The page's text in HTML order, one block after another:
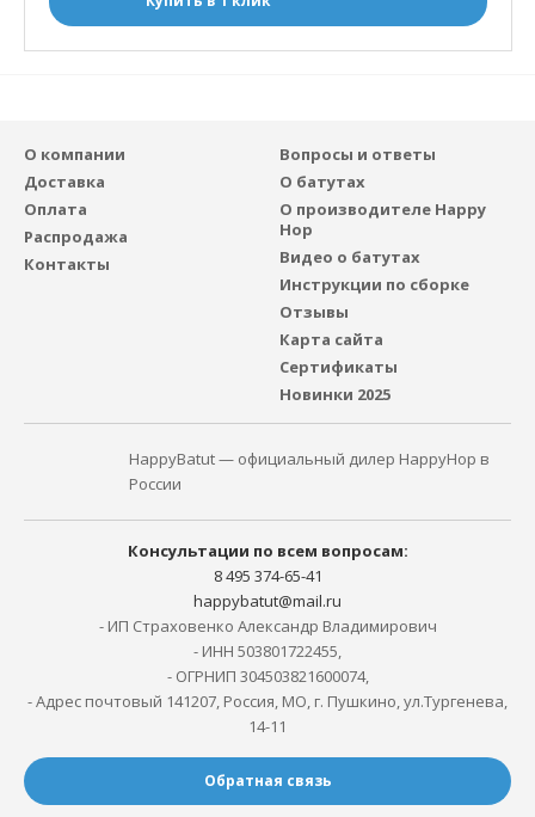
О компании
Доставка
Оплата
Распродажа
Контакты
Вопросы и ответы
О батутах
О производителе Happy
Hop
Видео о батутах
Инструкции по сборке
Отзывы
Карта сайта
Сертификаты
Новинки 2025
HappyBatut — официальный дилер HappyHop в
России
Консультации по всем вопросам:
8 495 374-65-41
happybatut@mail.ru
- ИП Страховенко Александр Владимирович
- ИНН 503801722455,
- ОГРНИП 304503821600074,
- Адрес почтовый 141207, Россия, МО, г. Пушкино, ул.Тургенева,
14-11
Обратная связь